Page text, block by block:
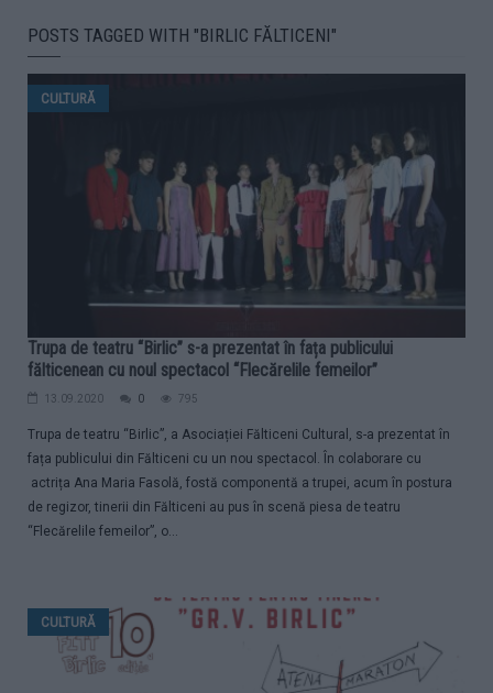
POSTS TAGGED WITH "BIRLIC FĂLTICENI"
CULTURĂ
Trupa de teatru “Birlic” s-a prezentat în fața publicului
fălticenean cu noul spectacol “Flecărelile femeilor”
13.09.2020 0 795
Trupa de teatru “Birlic”, a Asociației Fălticeni Cultural, s-a prezentat în
fața publicului din Fălticeni cu un nou spectacol. În colaborare cu
actrița Ana Maria Fasolă, fostă componentă a trupei, acum în postura
de regizor, tinerii din Fălticeni au pus în scenă piesa de teatru
“Flecărelile femeilor”, o...
CULTURĂ